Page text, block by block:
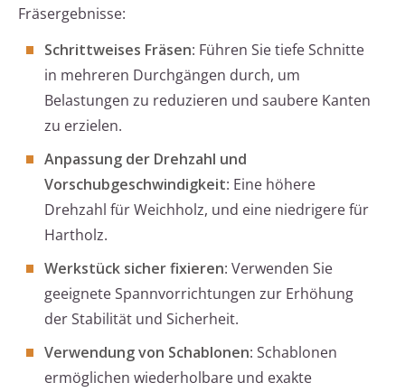
Fräsergebnisse:
Schrittweises Fräsen: Führen Sie tiefe Schnitte
in mehreren Durchgängen durch, um
Belastungen zu reduzieren und saubere Kanten
zu erzielen.
Anpassung der Drehzahl und
Vorschubgeschwindigkeit: Eine höhere
Drehzahl für Weichholz, und eine niedrigere für
Hartholz.
Werkstück sicher fixieren: Verwenden Sie
geeignete Spannvorrichtungen zur Erhöhung
der Stabilität und Sicherheit.
Verwendung von Schablonen: Schablonen
ermöglichen wiederholbare und exakte